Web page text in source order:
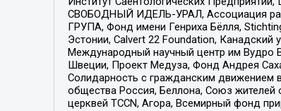
СВОБОДНЫЙ ИДЕЛЬ-УРАЛ, Ассоциация
ГРУПА, Фонд имени Генриха Бёлля,
Эстонии, Calvert 22 Foundation,
Международный научный центр им Вудро
Швеции, Проект Медуза, Фонд Андрея
Солидарность с гражданским движением
общества Россия, Беллона, Союз
церквей TCCN, Агора, Всемирный фонд